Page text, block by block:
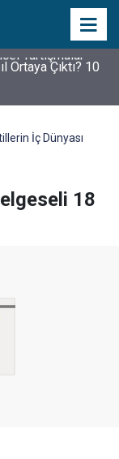
Ortaya Çıktı? 10
İç Dünyası
18